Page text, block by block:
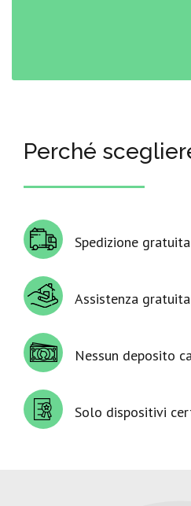
Perché
Spedizione gratuita
Assistenza
Nessun deposito
Solo dispositivi